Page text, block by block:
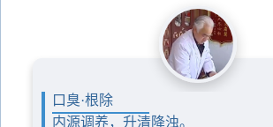
口臭·根除
内源调养，升清降浊。